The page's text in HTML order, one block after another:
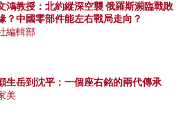
鴻教授：北約縱深空襲 俄羅斯瀕臨戰敗
？中國零部件能左右戰局走向？
編輯部
生岳到沈平：一個座右銘的兩代傳承
美